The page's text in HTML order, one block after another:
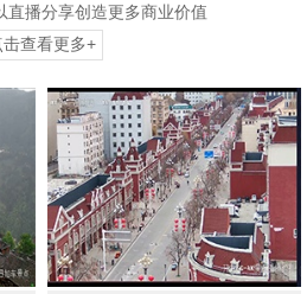
直播分享创造更多商业价值
击查看更多+